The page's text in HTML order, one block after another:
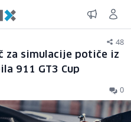
48
za simulacije potiče iz
911 GT3 Cup
0